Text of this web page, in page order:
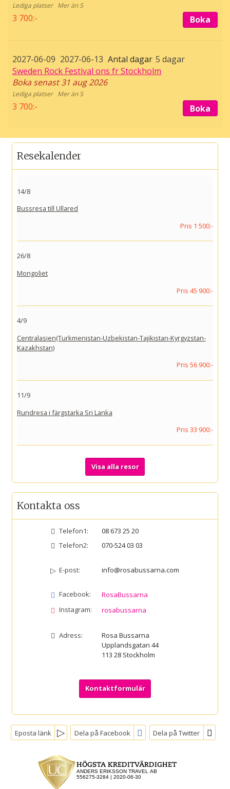
Mer än 5
3 700:- Boka
2027-06-09 2027-06-13
5 dagar
Sweden Rock Festival ons fr Stockholm
Boka senast 31 aug 2026
Mer än 5
3 700:- Boka
Resekalender
14/8
Bussresa till Ullared
Pris 1 500:-
26/8
Mongoliet
Pris 45 900:-
4/9
Centralasien(Turkmenistan-Uzbekistan-Tajikistan-Kyrgyzstan-
Kazakhstan)
Pris 56 900:-
11/9
Rundresa i färgstarka Sri Lanka
Pris 33 900:-
Visa alla resor
Kontakta oss
Telefon1:
08 673 25 20
Telefon2:
070-524 03 03
E-post: info@rosabussarna.com
Facebook:
RosaBussarna
Instagram:
rosabussarna
Adress:
Rosa Bussarna
Upplandsgatan 44
113 28 Stockholm
Kontaktformulär
Eposta länk Dela på Facebook Dela på Twitter